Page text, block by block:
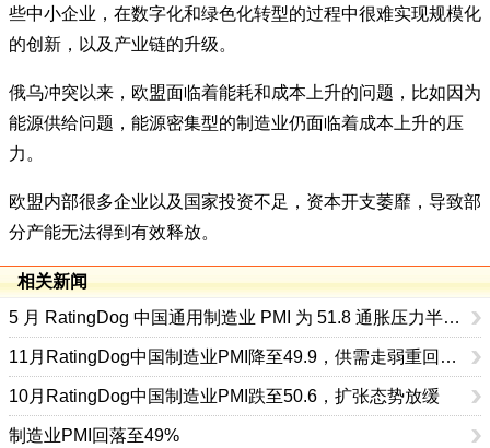
些中小企业，在数字化和绿色化转型的过程中很难实现规模化
的创新，以及产业链的升级。
俄乌冲突以来，欧盟面临着能耗和成本上升的问题，比如因为
能源供给问题，能源密集型的制造业仍面临着成本上升的压
力。
欧盟内部很多企业以及国家投资不足，资本开支萎靡，导致部
分产能无法得到有效释放。
相关新闻
5 月 RatingDog 中国通用制造业 PMI 为 51.8 通胀压力半年来首次缓解
11月RatingDog中国制造业PMI降至49.9，供需走弱重回收缩区间
10月RatingDog中国制造业PMI跌至50.6，扩张态势放缓
制造业PMI回落至49%